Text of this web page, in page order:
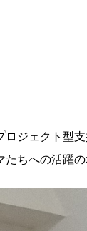
ジェクト型
ちへの活躍